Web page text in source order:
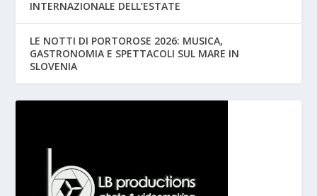
INTERNAZIONALE DELL’ESTATE
LE NOTTI DI PORTOROSE 2026: MUSICA,
GASTRONOMIA E SPETTACOLI SUL MARE IN
SLOVENIA